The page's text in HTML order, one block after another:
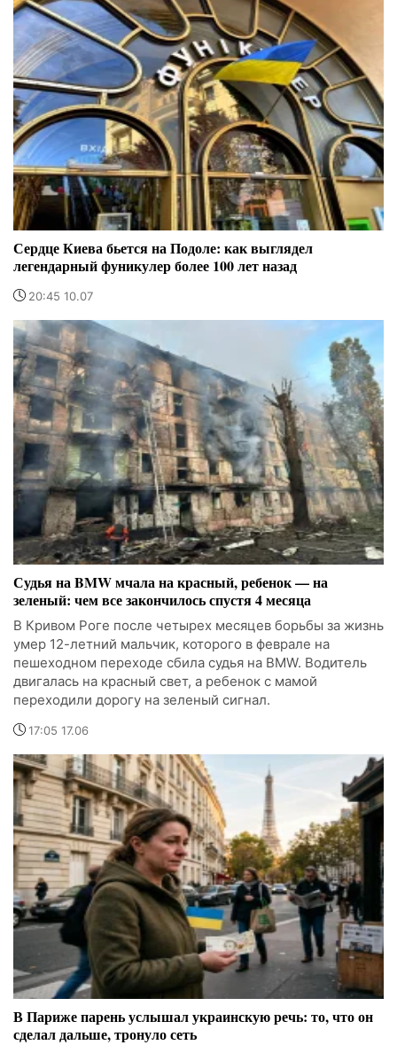
Сердце Киева бьется на Подоле: как выглядел
легендарный фуникулер более 100 лет назад
20:45 10.07
Судья на BMW мчала на красный, ребенок — на
зеленый: чем все закончилось спустя 4 месяца
В Кривом Роге после четырех месяцев борьбы за жизнь
умер 12-летний мальчик, которого в феврале на
пешеходном переходе сбила судья на BMW. Водитель
двигалась на красный свет, а ребенок с мамой
переходили дорогу на зеленый сигнал.
17:05 17.06
В Париже парень услышал украинскую речь: то, что он
сделал дальше, тронуло сеть